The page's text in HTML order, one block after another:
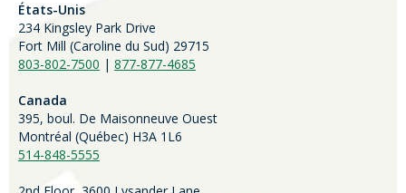
États-Unis
234 Kingsley Park Drive
Fort Mill (Caroline du Sud) 29715
803-802-7500 | 877-877-4685
Canada
395, boul. De Maisonneuve Ouest
Montréal (Québec) H3A 1L6
514-848-5555